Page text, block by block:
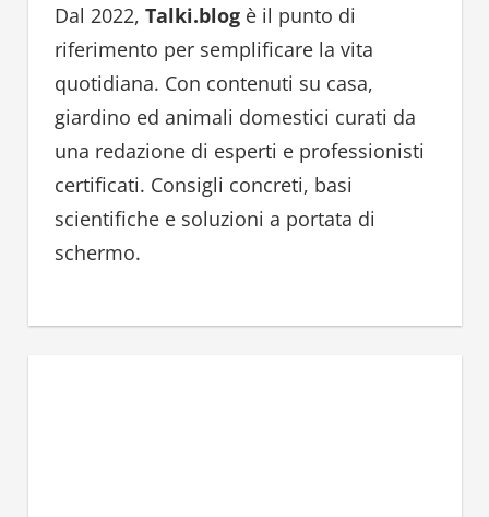
f
o
r
:
Dal 2022, Talki.blogè il punto di
riferimento per semplificare la vita
quotidiana. Con contenuti su casa,
giardino ed animali domestici curati da
una redazione di esperti e professionisti
certificati. Consigli concreti, basi
scientifiche e soluzioni a portata di
schermo.